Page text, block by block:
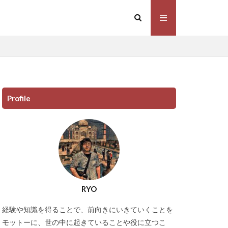
Profile
RYO
経験や知識を得ることで、前向きにいきていくことを
モットーに、世の中に起きていることや役に立つこ